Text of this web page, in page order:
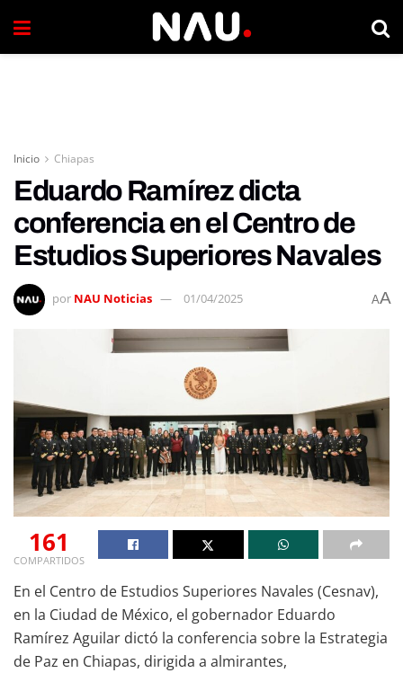
Inicio Chiapas
Eduardo Ramírez dicta
conferencia en el Centro de
Estudios Superiores Navales
por NAU Noticias 01/04/2025 AA
161
COMPARTIDOS
En el Centro de Estudios Superiores Navales (Cesnav),
en la Ciudad de México, el gobernador Eduardo
Ramírez Aguilar dictó la conferencia sobre la Estrategia
de Paz en Chiapas, dirigida a almirantes,